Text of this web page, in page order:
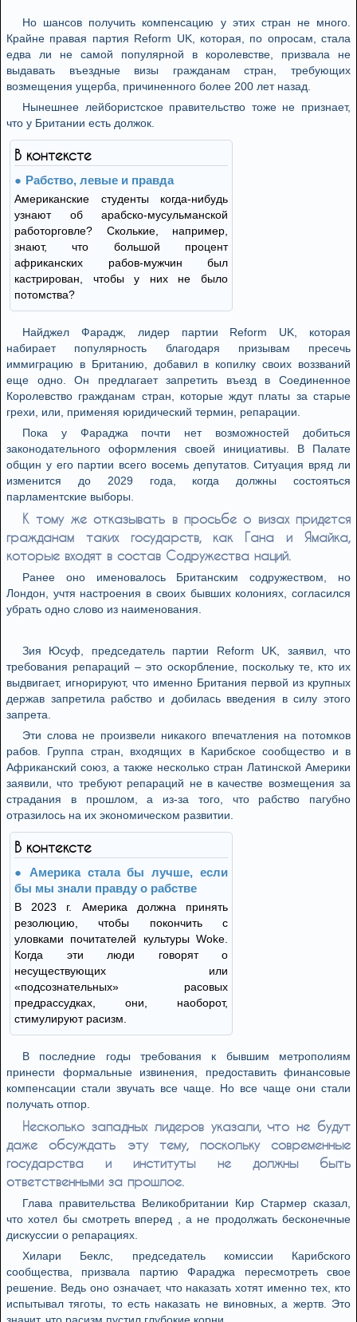
Но шансов получить компенсацию у этих стран не много.
Крайне правая партия Reform UK, которая, по опросам, стала
едва ли не самой популярной в королевстве, призвала не
выдавать въездные визы гражданам стран, требующих
возмещения ущерба, причиненного более 200 лет назад.
Нынешнее лейбористское правительство тоже не признает,
что у Британии есть должок.
В контексте
Рабство, левые и правда
Американские студенты когда-нибудь
узнают об арабско-мусульманской
работорговле? Сколькие, например,
знают, что большой процент
африканских рабов-мужчин был
кастрирован, чтобы у них не было
потомства?
Найджел Фарадж, лидер партии Reform UK, которая
набирает популярность благодаря призывам пресечь
иммиграцию в Британию, добавил в копилку своих воззваний
еще одно. Он предлагает запретить въезд в Соединенное
Королевство гражданам стран, которые ждут платы за старые
грехи, или, применяя юридический термин, репарации.
Пока у Фараджа почти нет возможностей добиться
законодательного оформления своей инициативы. В Палате
общин у его партии всего восемь депутатов. Ситуация вряд ли
изменится до 2029 года, когда должны состояться
парламентские выборы.
К тому же отказывать в просьбе о визах придется
гражданам таких государств, как Гана и Ямайка,
которые входят в состав Содружества наций.
Ранее оно именовалось Британским содружеством, но
Лондон, учтя настроения в своих бывших колониях, согласился
убрать одно слово из наименования.
Зия Юсуф, председатель партии Reform UK, заявил, что
требования репараций – это оскорбление, поскольку те, кто их
выдвигает, игнорируют, что именно Британия первой из крупных
держав запретила рабство и добилась введения в силу этого
запрета.
Эти слова не произвели никакого впечатления на потомков
рабов. Группа стран, входящих в Карибское сообщество и в
Африканский союз, а также несколько стран Латинской Америки
заявили, что требуют репараций не в качестве возмещения за
страдания в прошлом, а из-за того, что рабство пагубно
отразилось на их экономическом развитии.
В контексте
Америка стала бы лучше, если
бы мы знали правду о рабстве
В 2023 г. Америка должна принять
резолюцию, чтобы покончить с
уловками почитателей культуры Woke.
Когда эти люди говорят о
несуществующих или
«подсознательных» расовых
предрассудках, они, наоборот,
стимулируют расизм.
В последние годы требования к бывшим метрополиям
принести формальные извинения, предоставить финансовые
компенсации стали звучать все чаще. Но все чаще они стали
получать отпор.
Несколько западных лидеров указали, что не будут
даже обсуждать эту тему, поскольку современные
государства и институты не должны быть
ответственными за прошлое.
Глава правительства Великобритании Кир Стармер сказал,
что хотел бы смотреть вперед , а не продолжать бесконечные
дискуссии о репарациях.
Хилари Беклс, председатель комиссии Карибского
сообщества, призвала партию Фараджа пересмотреть свое
решение. Ведь оно означает, что наказать хотят именно тех, кто
испытывал тяготы, то есть наказать не виновных, а жертв. Это